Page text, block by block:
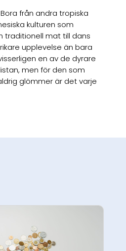
från andra tropiska
kulturen som
traditionell mat till dans
upplevelse än bara
en av de dyrare
men för den som
glömmer är det varje